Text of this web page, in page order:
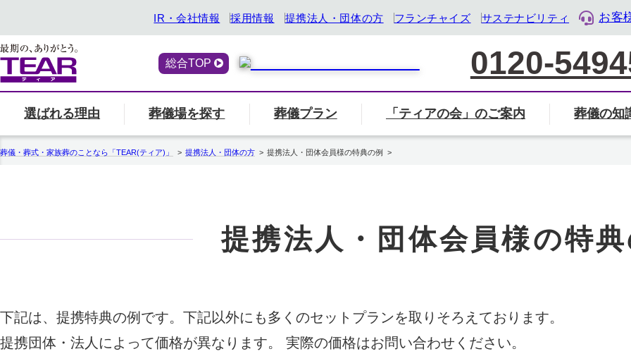
IR・会社情報 採用情報 提携法人・団体の方 フランチャイズ サステナビリティ お客
総合TOP 0120-
選ばれる理由
選ばれる理由一覧へ
エンバーミング
ご利用されたお客様の声
葬儀場を探す
エリア別の葬儀場一覧から探す
検索
葬儀プラン 「ティアの会」のご案内
「ティアの会」のご案内「ティアの会」のご案内ページへ
葬儀の知
喪主・ご遺族の方 家族葬について
終活サービス『トータル・ライフ・デザイン企業』として「終活」をサポート
葬儀・葬式・家族葬のことなら「TEAR(ティア)」 提携法人・団体の方 提携法人・団体会員様の特典の例
提携法人・団体会員様の特
下記は、提携特典の例です。下記以外にも多くのセットプランを取りそろえております。
提携団体・法人によって価格が異なります。 実際の価格はお問い合わせください。